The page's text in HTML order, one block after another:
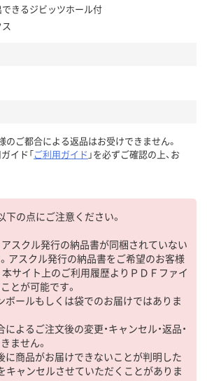
できるジビッツホール付
のご都合による返品はお受けできません。
イド「ご利用ガイド 」を必ずご確認の上、お
下の点にご注意ください。
アスクル発行の納品書が同梱されていない
アスクル発行の納品書をご希望のお客様
本サイト上のご利用履歴よりＰＤＦファイ
とが可能です。
ボールもしくは袋でのお届けではありま
によるご注文後の変更・キャンセル・返品・
ません。
に商品がお届けできないことが判明した
キャンセルさせていただくことがありま